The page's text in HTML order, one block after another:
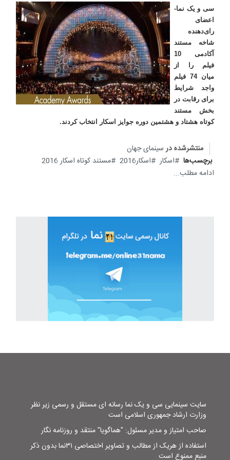
سی و یک نما-
اعضای
رای‌دهنده
شاخه مستند
آکادمی 10
فیلم را از
میان 74 فیلم
واجد شرایط
برای رقابت در
بخش مستند
کوتاه هشتاد و هشتمین دوره جوایز اسکار انتخاب کردند.
منتشرشده در سینمای جهان
برچسب‌ها
اسکار اسکار2016
مستند کوتاه اسکار 2016
ادامه مطلب...
سایت سینمایی سی و یک نما رسانه ای مستقل و رسمی زیر نظر
وزارت ارشاد جمهوری اسلامی است
صاحب امتیاز و مدیر مسئول: "هماگویا" منتقد و روزنامه نگار
استفاده از هریک از مطالب و تصاویر اختصاصی ۳۱نما بدون ذکر
منبع ممنوع است